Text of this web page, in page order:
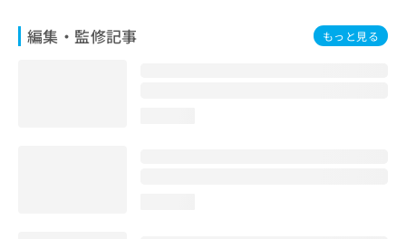
編集・監修記事 もっと見る